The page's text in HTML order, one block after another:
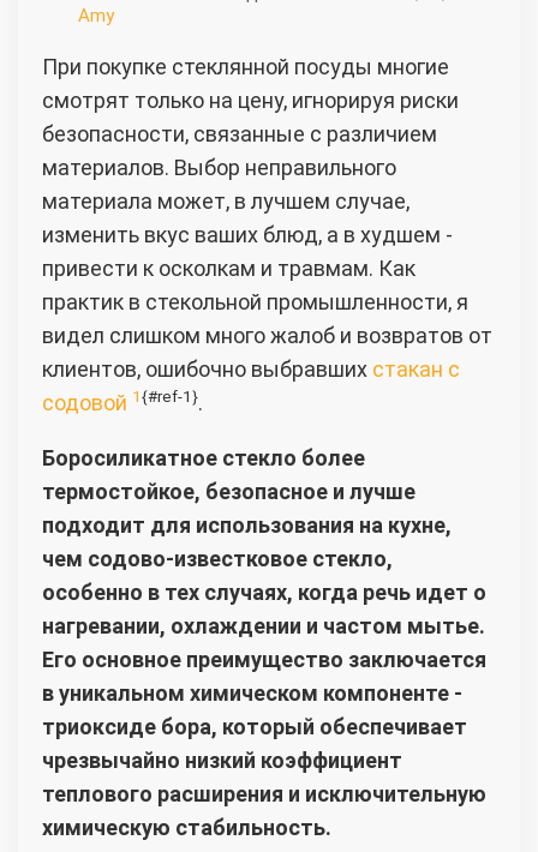
При покупке стеклянной посуды многие
смотрят только на цену, игнорируя риски
безопасности, связанные с различием
материалов. Выбор неправильного
материала может, в лучшем случае,
изменить вкус ваших блюд, а в худшем -
привести к осколкам и травмам. Как
практик в стекольной промышленности, я
видел слишком много жалоб и возвратов от
клиентов, ошибочно выбравших стакан с
содовой 1{#ref-1}.
Боросиликатное стекло более
термостойкое, безопасное и лучше
подходит для использования на кухне,
чем содово-известковое стекло,
особенно в тех случаях, когда речь идет о
нагревании, охлаждении и частом мытье.
Его основное преимущество заключается
в уникальном химическом компоненте -
триоксиде бора, который обеспечивает
чрезвычайно низкий коэффициент
теплового расширения и исключительную
химическую стабильность.